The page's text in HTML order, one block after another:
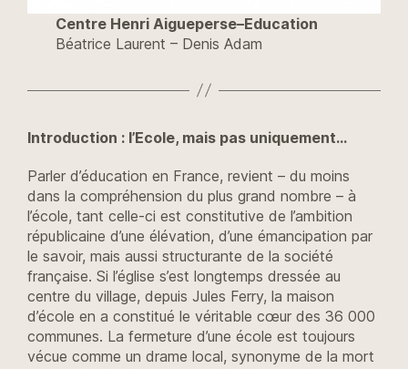
Centre Henri Aigueperse–Education
Béatrice Laurent – Denis Adam
Introduction : l’Ecole, mais pas uniquement…
Parler d’éducation en France, revient – du moins
dans la compréhension du plus grand nombre – à
l’école, tant celle-ci est constitutive de l’ambition
républicaine d’une élévation, d’une émancipation par
le savoir, mais aussi structurante de la société
française. Si l’église s’est longtemps dressée au
centre du village, depuis Jules Ferry, la maison
d’école en a constitué le véritable cœur des 36 000
communes. La fermeture d’une école est toujours
vécue comme un drame local, synonyme de la mort